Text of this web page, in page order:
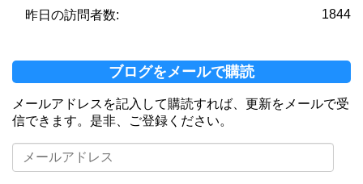
1844
昨日の訪問者数:
ブログをメールで購読
メールアドレスを記入して購読すれば、更新をメールで受
信できます。是非、ご登録ください。
メ
ー